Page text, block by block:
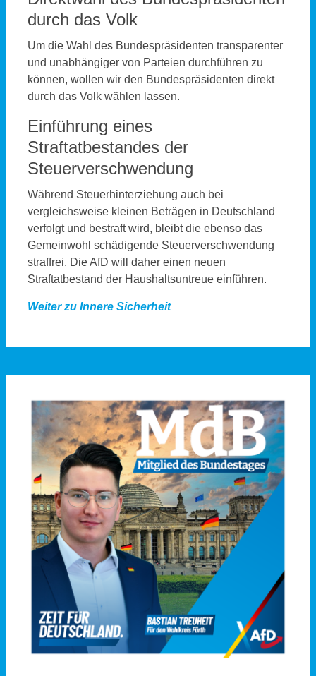
durch das Volk
Um die Wahl des Bundespräsidenten transparenter
und unabhängiger von Parteien durchführen zu
können, wollen wir den Bundespräsidenten direkt
durch das Volk wählen lassen.
Einführung eines
Straftatbestandes der
Steuerverschwendung
Während Steuerhinterziehung auch bei
vergleichsweise kleinen Beträgen in Deutschland
verfolgt und bestraft wird, bleibt die ebenso das
Gemeinwohl schädigende Steuerverschwendung
straffrei. Die AfD will daher einen neuen
Straftatbestand der Haushaltsuntreue einführen.
Weiter zu Innere Sicherheit